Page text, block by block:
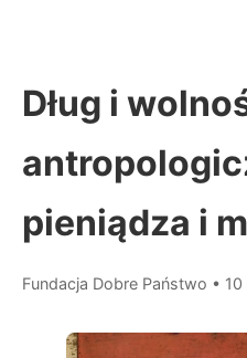
Dług i
pieniądza i
Fundacja Dobre Państwo •